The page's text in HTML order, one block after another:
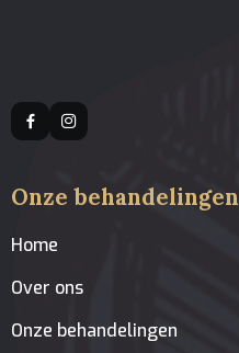
Onze behandelingen
Home
Over ons
Onze behandelingen